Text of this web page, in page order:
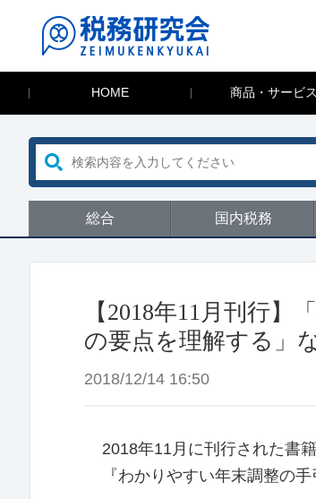
HOME 商品・サービス
総合 国内税務
【2018年11月刊行
の要点を理解する」
2018/12/14 16:50
2018年11月に刊行された書
『わかりやすい年末調整の